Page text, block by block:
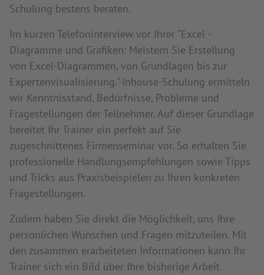
Schulung bestens beraten.
Im kurzen Telefoninterview vor Ihrer "Excel -
Diagramme und Grafiken: Meistern Sie Erstellung
von Excel-Diagrammen, von Grundlagen bis zur
Expertenvisualisierung."-Inhouse-Schulung ermitteln
wir Kenntnisstand, Bedürfnisse, Probleme und
Fragestellungen der Teilnehmer. Auf dieser Grundlage
bereitet Ihr Trainer ein perfekt auf Sie
zugeschnittenes Firmenseminar vor. So erhalten Sie
professionelle Handlungsempfehlungen sowie Tipps
und Tricks aus Praxisbeispielen zu Ihren konkreten
Fragestellungen.
Zudem haben Sie direkt die Möglichkeit, uns Ihre
persönlichen Wünschen und Fragen mitzuteilen. Mit
den zusammen erarbeiteten Informationen kann Ihr
Trainer sich ein Bild über Ihre bisherige Arbeit